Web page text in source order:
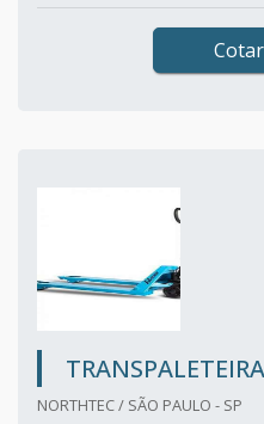
NORTHTEC / SÃO PAULO - SP